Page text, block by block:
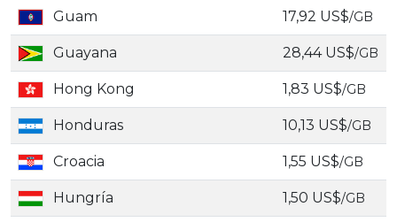
Guam 17,92 US$/GB
Guayana 28,44 US$/GB
Hong Kong 1,83 US$/GB
Honduras 10,13 US$/GB
Croacia 1,55 US$/GB
Hungría 1,50 US$/GB